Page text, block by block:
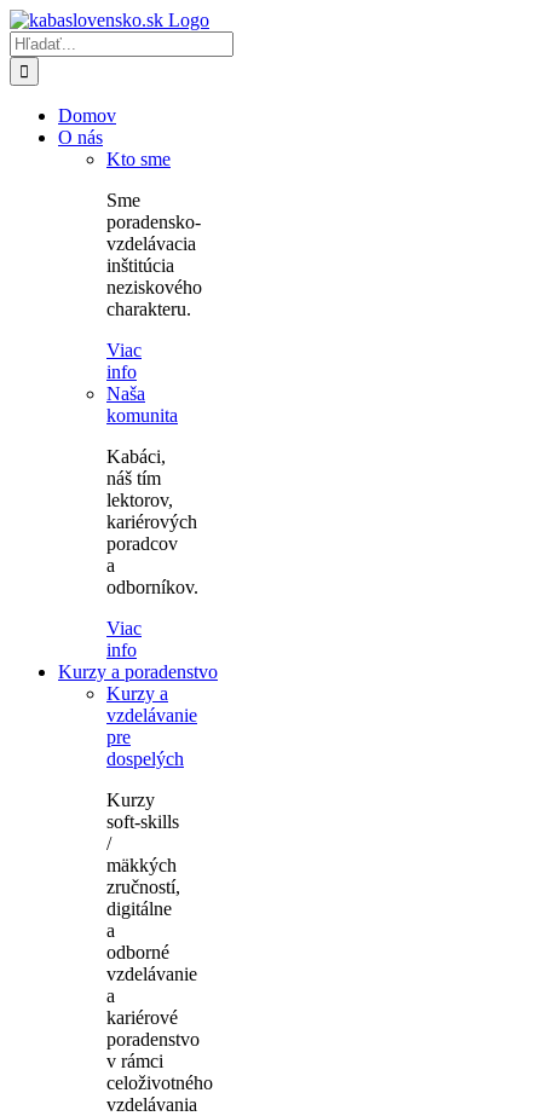
Skip
to
content
Hľadať:
Domov
O nás
Kto sme
Sme
poradensko-
vzdelávacia
inštitúcia
neziskového
charakteru.
Viac
info
Naša
komunita
Kabáci,
náš tím
lektorov,
kariérových
poradcov
a
odborníkov.
Viac
info
Kurzy a poradenstvo
Kurzy a
vzdelávanie
pre
dospelých
Kurzy
soft-skills
/
mäkkých
zručností,
digitálne
a
odborné
vzdelávanie
a
kariérové
poradenstvo
v rámci
celoživotného
vzdelávania